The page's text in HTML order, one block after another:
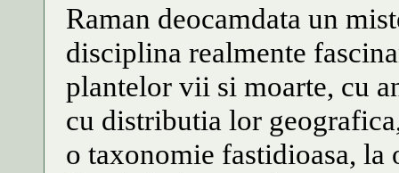
Raman deocamdata un
disciplina realmente
plantelor vii si moarte, cu
cu distributia lor
o taxonomie fastidioasa,